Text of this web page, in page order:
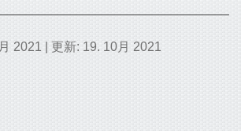
2021 | 更新: 19. 10月 2021